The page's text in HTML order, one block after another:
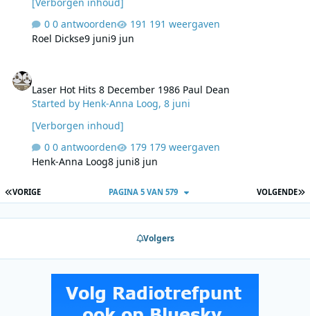
0 antwoorden
191 weergaven
Roel Dickse9 juni9 jun
Laser Hot Hits 8 December 1986 Paul Dean
Started by Henk-Anna Loog,8 juni
[Verborgen inhoud]
0 antwoorden
179 weergaven
Henk-Anna Loog8 juni8 jun
EERSTE PAGINA
VORIGE VOLGENDE
PAGINA 5 VAN 579
Volgers